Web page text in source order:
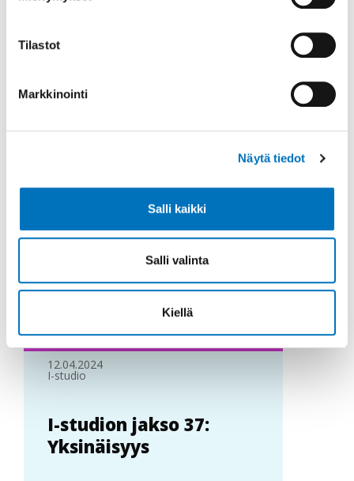
Tilastot
Markkinointi
Näytä tiedot
Salli kaikki
Salli valinta
Kiellä
toteutettu Invalidiliiton
yhteyksiä koettuun hyvinvointiin,
12.04.2024
I-studio
I-studion jakso 37:
Yksinäisyys